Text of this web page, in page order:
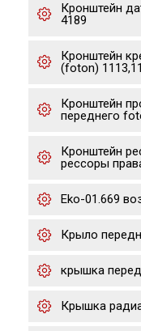
Кронштейн
4189
Кронштейн
(foton)
Кронштейн
переднего
Кронштейн
рессоры
Eko-01.669
Крыло
крышка
Крышка